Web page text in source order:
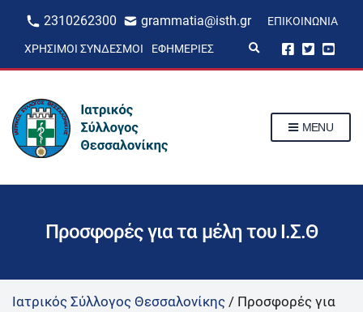
2310262300 grammatia@isth.gr ΕΠΙΚΟΙΝΩΝΊΑ
ΧΡΉΣΙΜΟΙ ΣΎΝΔΕΣΜΟΙ ΕΦΗΜΕΡΊΕΣ
p
m
MENU
Προσφορές για τα μέλη του Ι.Σ.Θ
Ιατρικός Σύλλογος Θεσσαλονίκης / Προσφορές για